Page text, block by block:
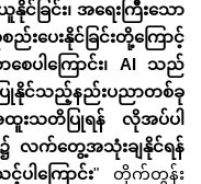
င်ခြင်း၊ အရေးကြီးသော
ပေးနိုင်ခြင်းတို့ကြောင့်
ေပါကြောင်း၊ AI သည်
င်သည့်နည်းပညာတစ်ခု
းသတိပြုရန် လိုအပ်ပါ
၌ လက်တွေ့အသုံးချနိုင်ရန်
ါကြောင်း"
တိုက်တွန်း